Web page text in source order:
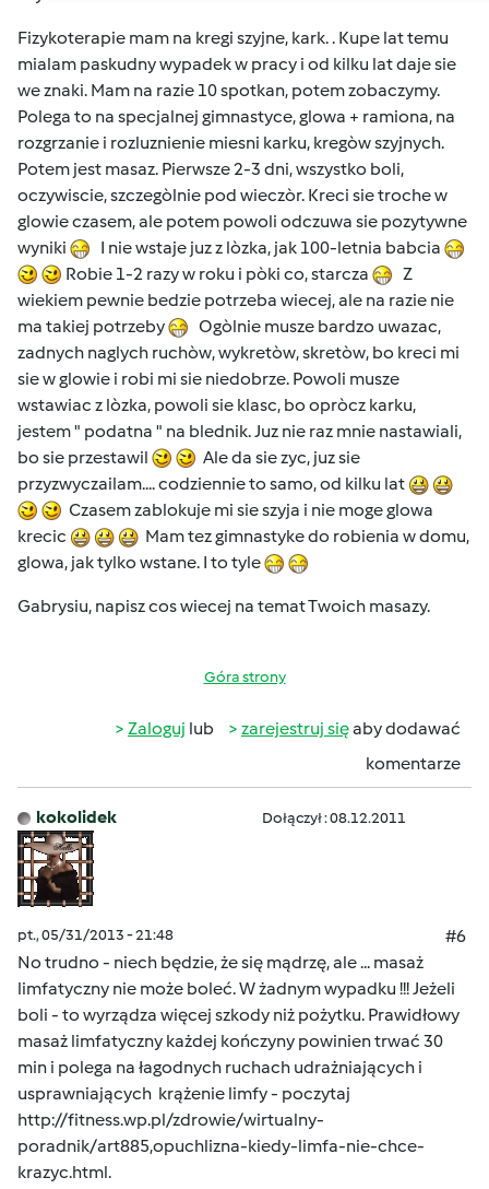
Fizykoterapie mam na kregi szyjne, kark. . Kupe lat temu
mialam paskudny wypadek w pracy i od kilku lat daje sie
we znaki. Mam na razie 10 spotkan, potem zobaczymy.
Polega to na specjalnej gimnastyce, glowa + ramiona, na
rozgrzanie i rozluznienie miesni karku, kregòw szyjnych.
Potem jest masaz. Pierwsze 2-3 dni, wszystko boli,
oczywiscie, szczegòlnie pod wieczòr. Kreci sie troche w
glowie czasem, ale potem powoli odczuwa sie pozytywne
wyniki
I nie wstaje juz z lòzka, jak 100-letnia babcia
Robie 1-2 razy w roku i pòki co, starcza
Z
wiekiem pewnie bedzie potrzeba wiecej, ale na razie nie
ma takiej potrzeby
Ogòlnie musze bardzo uwazac,
zadnych naglych ruchòw, wykretòw, skretòw, bo kreci mi
sie w glowie i robi mi sie niedobrze. Powoli musze
wstawiac z lòzka, powoli sie klasc, bo opròcz karku,
jestem " podatna " na blednik. Juz nie raz mnie nastawiali,
bo sie przestawil
Ale da sie zyc, juz sie
przyzwyczailam.... codziennie to samo, od kilku lat
Czasem zablokuje mi sie szyja i nie moge glowa
krecic
Mam tez gimnastyke do robienia w domu,
glowa, jak tylko wstane. I to tyle
Gabrysiu, napisz cos wiecej na temat Twoich masazy.
Góra strony
Zaloguj lub zarejestruj sięaby dodawać
komentarze
kokolidek Dołączył : 08.12.2011
pt., 05/31/2013 - 21:48
#6
No trudno - niech będzie, że się mądrzę, ale ... masaż
limfatyczny nie może boleć. W żadnym wypadku !!! Jeżeli
boli - to wyrządza więcej szkody niż pożytku. Prawidłowy
masaż limfatyczny każdej kończyny powinien trwać 30
min i polega na łagodnych ruchach udrażniających i
usprawniających krążenie limfy - poczytaj
http://fitness.wp.pl/zdrowie/wirtualny-
poradnik/art885,opuchlizna-kiedy-limfa-nie-chce-
krazyc.html.